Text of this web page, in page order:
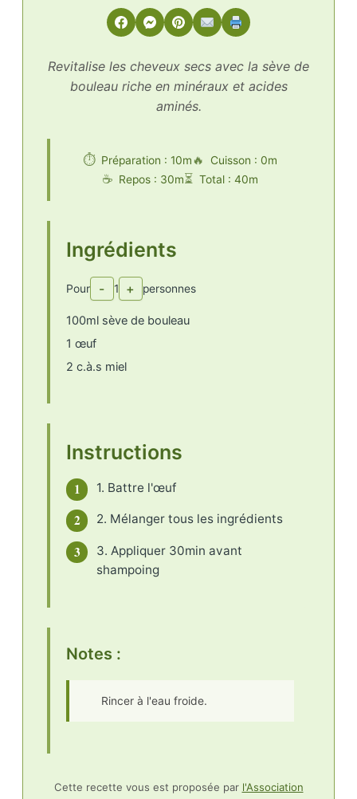
Revitalise les cheveux secs avec la sève de
bouleau riche en minéraux et acides
aminés.
Préparation : 10m
Cuisson : 0m
Repos : 30m
Total : 40m
Ingrédients
Pour - 1 + personnes
100ml sève de bouleau
1 œuf
2 c.à.s miel
Instructions
1 1. Battre l'œuf
2 2. Mélanger tous les ingrédients
3
3. Appliquer 30min avant
shampoing
Notes :
Rincer à l'eau froide.
Cette recette vous est proposée par l'Association